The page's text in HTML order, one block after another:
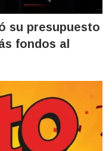
su presupuesto
fondos al